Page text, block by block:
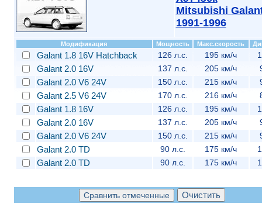
Mitsubishi
1991-1996
Модификация Мощность Макс.скорость
Galant 1.8 16V Hatchback 126 л.с. 195 км/ч
Galant 2.0 16V 137 л.с. 205 км/ч
Galant 2.0 V6 24V 150 л.с. 215 км/ч
Galant 2.5 V6 24V 170 л.с. 216 км/ч
Galant 1.8 16V 126 л.с. 195 км/ч
Galant 2.0 16V 137 л.с. 205 км/ч
Galant 2.0 V6 24V 150 л.с. 215 км/ч
Galant 2.0 TD 90 л.с. 175 км/ч
Galant 2.0 TD 90 л.с. 175 км/ч